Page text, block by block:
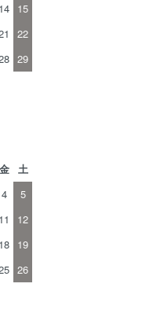
14 15
22
29
金
土
4
5
11
12
18 19
26